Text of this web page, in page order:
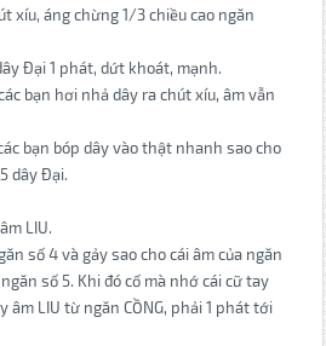
xíu, áng chừng 1/3 chiều cao ngăn
Đại 1 phát, dứt khoát, mạnh.
bạn hơi nhả dây ra chút xíu, âm vẫn
bạn bóp dây vào thật nhanh sao cho
dây Đại.
LIU.
số 4 và gảy sao cho cái âm của ngăn
số 5. Khi đó cố mà nhớ cái cữ tay
âm LIU từ ngăn CỒNG, phải 1 phát tới